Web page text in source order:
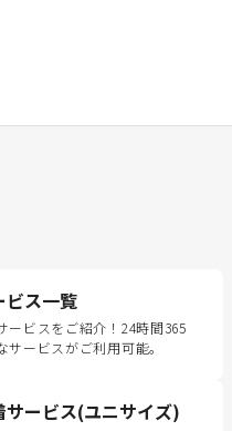
ビス一覧
ービスをご紹介！24時間365
サービスがご利用可能。
サービス(ユニサイズ)